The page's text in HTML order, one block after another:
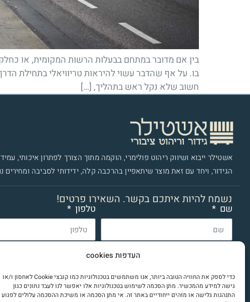
העדפות cookies
כדי לספק את החוויה הטובה ביותר, אנו משתמשים בטכנולוגיות כמו קובצי Cookie לאחסון ו/או
גישה למידע מהמכשיר. מתן הסכמה לשימוש בטכנולוגיות אלו יאפשר לנו לעבד נתונים כגון
התנהגות גלישה או מזהים ייחודיים באתר זה. אי מתן הסכמה או משיכת ההסכמה עלולים לפגוע
בין אם מדובר במתחם בבעלות הרשות המקומית, או
בו. על אף שהדבר עשוי להיראות טריוויאלי בתחילת
חשוב שלא נקל ראש בתהליך, […]
אשטילר ייבוא ושיווק ריהוט פולימרי​, הוקמה מתוך הצורך לפתרון איכותי,
הגידור, ויחד עם זאת מוצר שיתאפיין בהרכבה קלה, ידידותי לסביבה ומחירים
נשמח להיות איתכם בקשר. השאירו פרטים!
שם טלפון
מדיניות הפרטיותשל אשטילר ואני מאשר ליצור